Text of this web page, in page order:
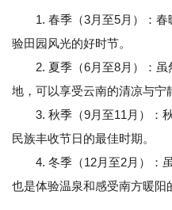
1. 春季（3月至5月）：
验田园风光的好时节。
2. 夏季（6月至8月）：虽
地，可以享受云南的清凉与宁
3. 秋季（9月至11月）：秋
民族丰收节日的最佳时期。
4. 冬季（12月至2月）：虽
也是体验温泉和感受南方暖阳